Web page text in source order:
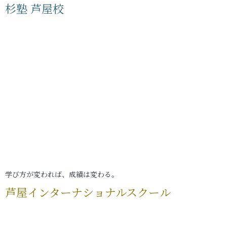
杉塾 芦屋校
学び方が変われば、成績は変わる。
芦屋インターナショナルスクール